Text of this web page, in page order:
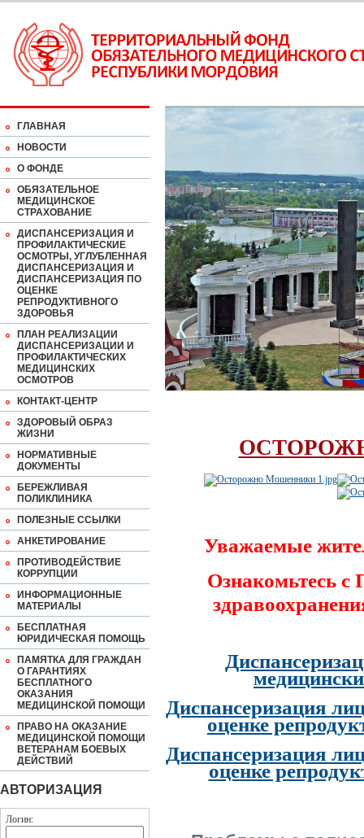
ГЛАВНАЯ
НОВОСТИ
О ФОНДЕ
ОБЯЗАТЕЛЬНОЕ
МЕДИЦИНСКОЕ
СТРАХОВАНИЕ
ДИСПАНСЕРИЗАЦИЯ И
ПРОФИЛАКТИЧЕСКИЕ
ОСМОТРЫ, УГЛУБЛЕННАЯ
ДИСПАНСЕРИЗАЦИЯ И
ДИСПАНСЕРИЗАЦИЯ ПО
ОЦЕНКЕ
РЕПРОДУКТИВНОГО
ЗДОРОВЬЯ
ПЛАН РЕАЛИЗАЦИИ
ДИСПАНСЕРИЗАЦИИ И
ПРОФИЛАКТИЧЕСКИХ
МЕДИЦИНСКИХ
ОСМОТРОВ
КОНТАКТ-ЦЕНТР
ЗДОРОВЫЙ ОБРАЗ
ЖИЗНИ
НОРМАТИВНЫЕ
ДОКУМЕНТЫ
БЕРЕЖЛИВАЯ
ПОЛИКЛИНИКА
ПОЛЕЗНЫЕ ССЫЛКИ
АНКЕТИРОВАНИЕ
ПРОТИВОДЕЙСТВИЕ
КОРРУПЦИИ
ИНФОРМАЦИОННЫЕ
МАТЕРИАЛЫ
БЕСПЛАТНАЯ
ЮРИДИЧЕСКАЯ ПОМОЩЬ
ПАМЯТКА ДЛЯ ГРАЖДАН
О ГАРАНТИЯХ
БЕСПЛАТНОГО
ОКАЗАНИЯ
МЕДИЦИНСКОЙ ПОМОЩИ
ПРАВО НА ОКАЗАНИЕ
МЕДИЦИНСКОЙ ПОМОЩИ
ВЕТЕРАНАМ БОЕВЫХ
ДЕЙСТВИЙ
АВТОРИЗАЦИЯ
Логин:
Уважаемые
Ознакомьтесь
Диспансеризация
оценке
Диспансеризация
оценке